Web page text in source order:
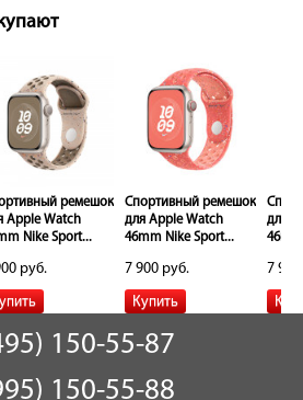
ремешок
Apple Watch
Nike Sport...
руб.
Спортивный ремешок
для Apple Watch
46mm Nike Sport...
7 900 руб.
для
7
150-55-87
150-55-88